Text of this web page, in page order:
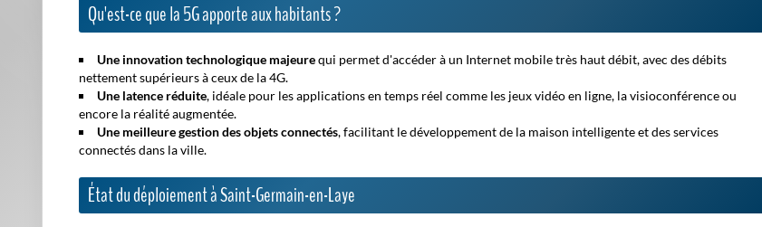
Qu'est-ce que la 5G apporte aux habitants ?
Une innovation technologique majeurequi permet d'accéder à un Internet mobile très haut débit, avec des débits
nettement supérieurs à ceux de la 4G.
Une latence réduite, idéale pour les applications en temps réel comme les jeux vidéo en ligne, la visioconférence ou
encore la réalité augmentée.
Une meilleure gestion des objets connectés, facilitant le développement de la maison intelligente et des services
connectés dans la ville.
État du déploiement à Saint-Germain-en-Laye